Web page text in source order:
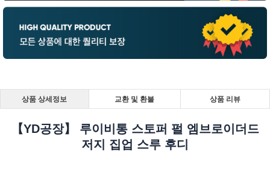
상품 상세정보 교환 및 환불 상품 리뷰
【YD공장】 루이비통 스토퍼 펄 엠브로이더드
저지 집업 스루 후디